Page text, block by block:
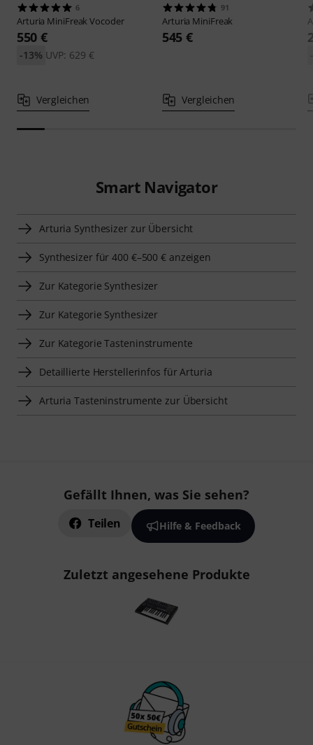
6
Arturia MiniFreak Vocoder
550 €
UVP: 629 €
-13%
Vergleichen
91
Arturia MiniFreak
545 €
Vergleichen
Smart Navigator
Arturia Synthesizer zur Übersicht
Synthesizer für 400 €–500 € anzeigen
Zur Kategorie Synthesizer
Zur Kategorie Synthesizer
Zur Kategorie Tasteninstrumente
Detaillierte Herstellerinfos für Arturia
Arturia Tasteninstrumente zur Übersicht
Gefällt Ihnen, was Sie sehen?
Teilen Hilfe & Feedback
Zuletzt angesehene Produkte